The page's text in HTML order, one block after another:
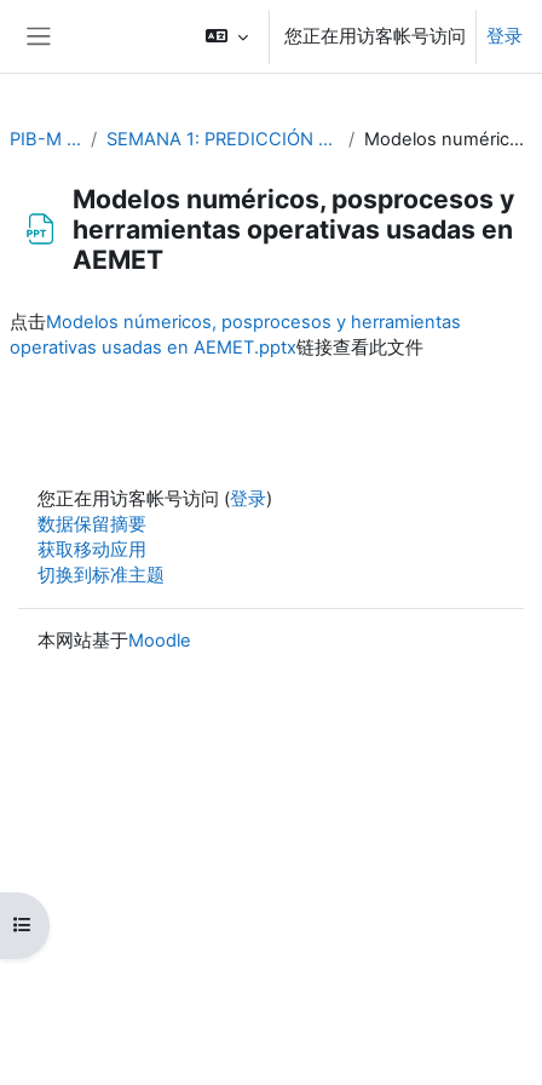
您正在用访客帐号访问 登录
打开课程索引
PIB-M 3ª Edición (fase práctica) SEMANA 1: PREDICCIÓN OPERATIVA Y PROBLEMAS DE DINÁMICA Y TERMODINÁMICA DE LA ATMÓSFERA Modelos numéricos, posprocesos y herramientas operativas usadas en AEMET
Modelos numéricos, posprocesos y
herramientas operativas usadas en
AEMET
点击Modelos númericos, posprocesos y herramientas
operativas usadas en AEMET.pptx链接查看此文件
您正在用访客帐号访问 (登录)
‎数据保留摘要‎
获取移动应用
切换到标准主题
本网站基于Moodle